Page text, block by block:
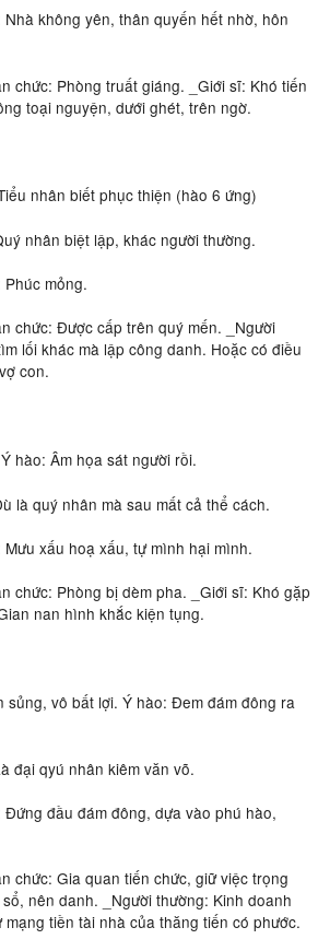
Nhà không yên, thân quyến hết nhờ, hôn
chức: Phòng truất giáng. _Giới sĩ: Khó tiến
toại nguyện, dưới ghét, trên ngờ.
nhân biết phục thiện (hào 6 ứng)
nhân biệt lập, khác người thường.
Phúc mỏng.
chức: Ðược cấp trên quý mến. _Người
lối khác mà lập công danh. Hoặc có điều
con.
hào: Âm họa sát người rồi.
là quý nhân mà sau mất cả thể cách.
Mưu xấu hoạ xấu, tự mình hại mình.
chức: Phòng bị dèm pha. _Giới sĩ: Khó gặp
nan hình khắc kiện tụng.
sủng, vô bất lợi. Ý hào: Ðem đám đông ra
đại qyú nhân kiêm văn võ.
Ðứng đầu đám đông, dựa vào phú hào,
chức: Gia quan tiến chức, giữ việc trọng
nên danh. _Người thường: Kinh doanh
tiền tài nhà của thăng tiến có phước.